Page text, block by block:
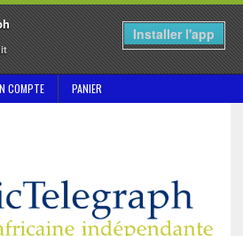
Installer l'app
COMPTE PANIER